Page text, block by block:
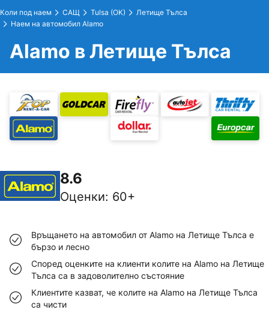
Коли под наем САЩ Tulsa (OK)
Летище Тълса
Наем на автомобил Alamo
Alamo в Летище Тълса
8.6
Оценки: 60+
Връщането на автомобил от Alamo на Летище Тълса е
бързо и лесно
Според оценките на клиенти колите на Alamo на Летище
Тълса са в задоволително състояние
Клиентите казват, че колите на Alamo на Летище Тълса
са чисти